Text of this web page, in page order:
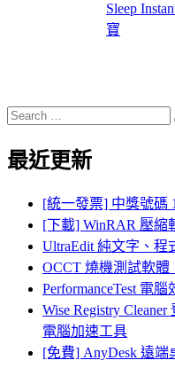
Sleep
寶
Search
for:
最近更新
[統一發票] 中獎號碼
[下載] WinRAR 壓縮
UltraEdit 純文字、程
OCCT 燒機測試軟體
PerformanceTest 電
Wise Registry
電腦加速工具
[免費] AnyDesk 遠端